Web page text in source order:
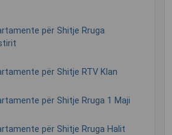
për Shitje Rruga
për Shitje RTV Klan
për Shitje Rruga 1 Maji
për Shitje Rruga Halit